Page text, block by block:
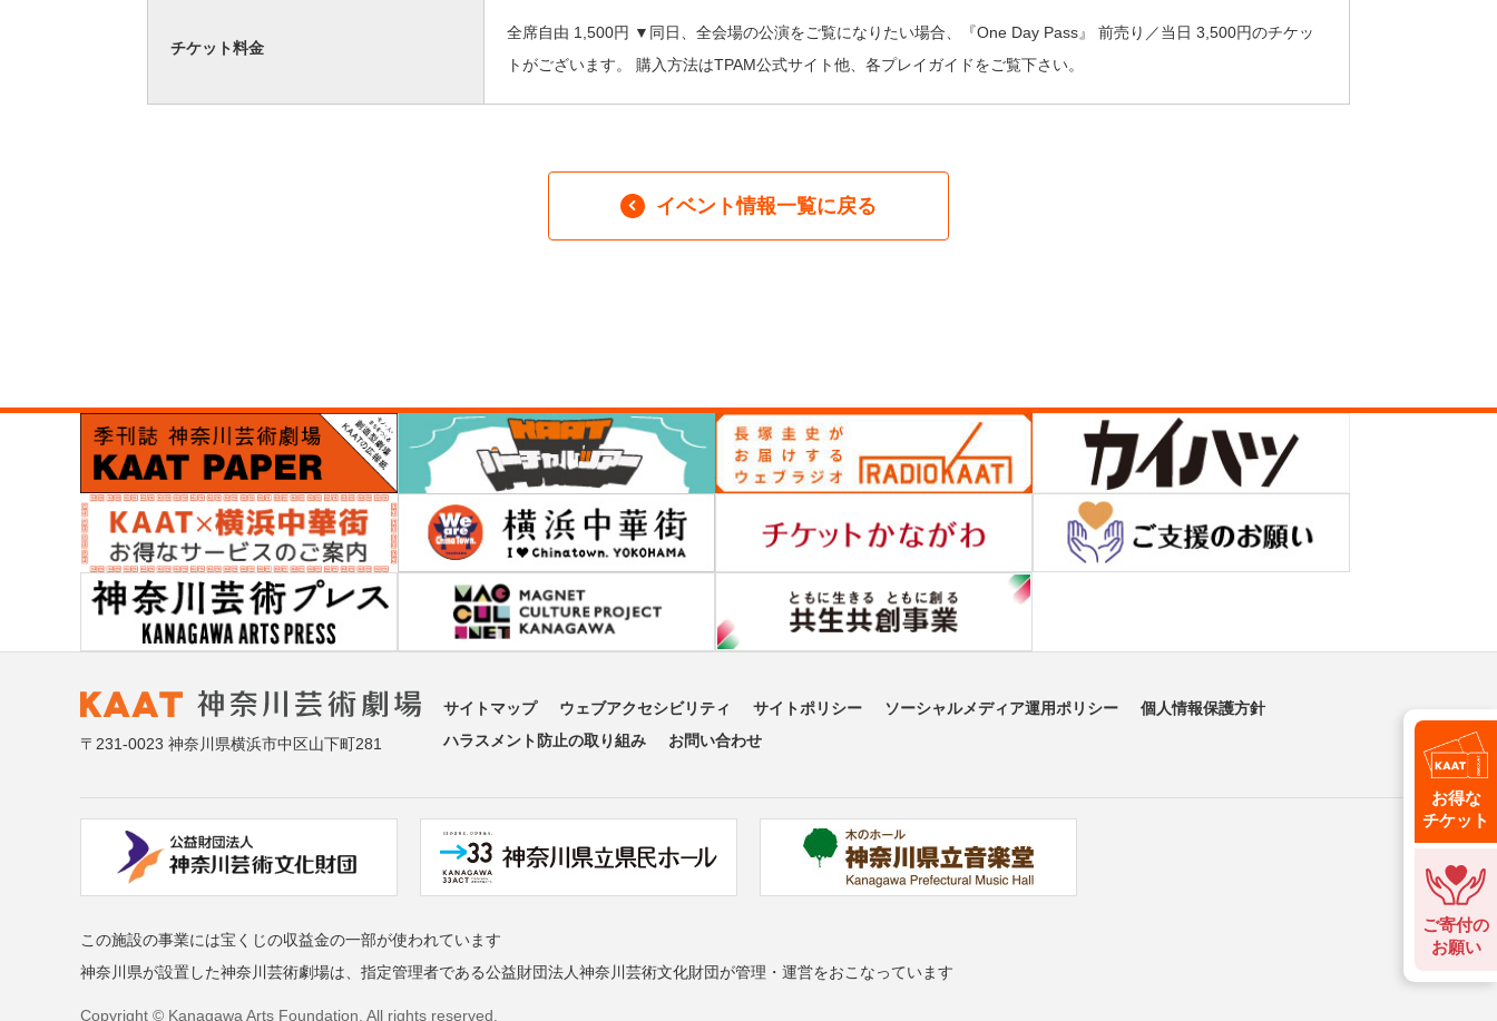
チケット料金
全席自由 1,500円 ▼同日、全会場の公演をご覧になりたい場合、『One Day Pass』 前売り／当日 3,500円のチケッ
トがございます。 購入方法はTPAM公式サイト他、各プレイガイドをご覧下さい。
イベント情報一覧に戻る
お得な
チケット
ご寄付の
お願い
〒231-0023 神奈川県横浜市中区山下町281
サイトマップ ウェブアクセシビリティ サイトポリシー ソーシャルメディア運用ポリシー
個人情報保護方針
ハラスメント防止の取り組み
お問い合わせ
この施設の事業には宝くじの収益金の一部が使われています
神奈川県が設置した神奈川芸術劇場は、指定管理者である公益財団法人神奈川芸術文化財団が管理・運営をおこなっています
Copyright © Kanagawa Arts Foundation. All rights reserved.